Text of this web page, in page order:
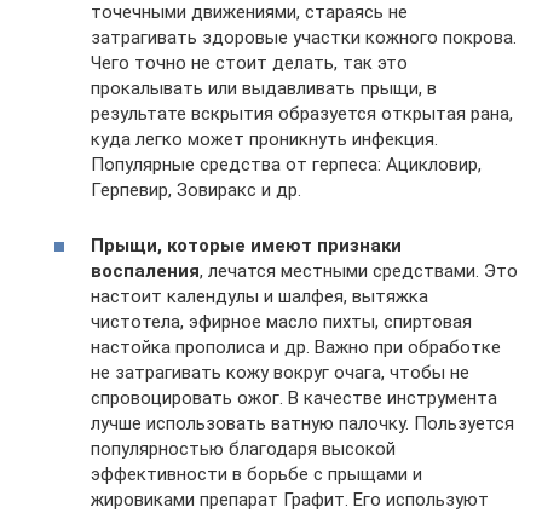
точечными движениями, стараясь не
затрагивать здоровые участки кожного покрова.
Чего точно не стоит делать, так это
прокалывать или выдавливать прыщи, в
результате вскрытия образуется открытая рана,
куда легко может проникнуть инфекция.
Популярные средства от герпеса: Ацикловир,
Герпевир, Зовиракс и др.
Прыщи, которые имеют признаки
воспаления, лечатся местными средствами. Это
настоит календулы и шалфея, вытяжка
чистотела, эфирное масло пихты, спиртовая
настойка прополиса и др. Важно при обработке
не затрагивать кожу вокруг очага, чтобы не
спровоцировать ожог. В качестве инструмента
лучше использовать ватную палочку. Пользуется
популярностью благодаря высокой
эффективности в борьбе с прыщами и
жировиками препарат Графит. Его используют